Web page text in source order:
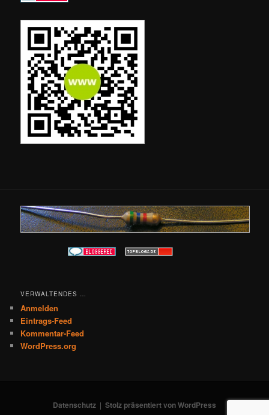
VERWALTENDES …
Anmelden
Eintrags-Feed
Kommentar-Feed
WordPress.org
Datenschutz Stolz präsentiert von WordPress